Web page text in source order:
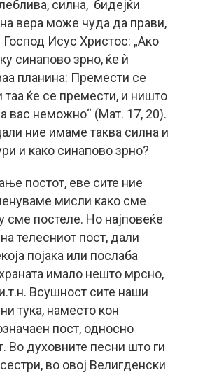
силна, бидејќи
вера може чуда да прави,
Исус Христос: „Ако
синапово зрно, ќе ѝ
планина: Премести се
таа ќе се премести, и ништо
вас неможно“ (Мат. 17, 20).
ние имаме таква силна и
и како синапово зрно?
постот, еве сите ние
мисли како сме
сме постеле. Но најповеќе
телесниот пост, дали
појака или послаба
имало нешто мрсно,
Всушност сите наши
тука, наместо кон
пост, односно
Во духовните песни што ги
во овој Велигденски